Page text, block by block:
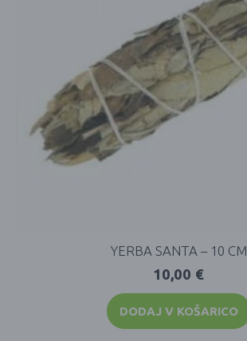
YERBA SANTA – 10 CM
10,00 €
DODAJ V KOŠARICO